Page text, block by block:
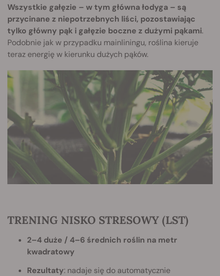
Wszystkie gałęzie – w tym główna łodyga – są
przycinane z niepotrzebnych liści, pozostawiając
tylko główny pąk i gałęzie boczne z dużymi pąkami.
Podobnie jak w przypadku mainliningu, roślina kieruje
teraz energię w kierunku dużych pąków.
TRENING NISKO STRESOWY (LST)
2–4 duże / 4–6 średnich roślin na metr
kwadratowy
Rezultaty: nadaje się do automatycznie